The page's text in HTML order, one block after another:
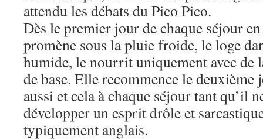
attendu les débats du Pico Pico.
Dès le premier jour de chaque séjour
promène sous la pluie froide, le loge
humide, le nourrit uniquement avec de
de base. Elle recommence le
aussi et cela à chaque séjour tant qu’il
développer un esprit drôle et
typiquement anglais.